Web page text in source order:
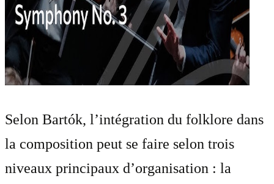
Selon Bartók, l’intégration du folklore dans
la composition peut se faire selon trois
niveaux principaux d’organisation : la